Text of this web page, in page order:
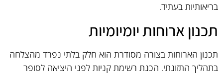
בריאותיות בעתיד.
תכנון ארוחות יומיומיות
תכנון הארוחות בצורה מסודרת הוא חלק בלתי נפרד מהצלחה
בתהליך התזונתי. הכנת רשימת קניות לפני היציאה לסופר